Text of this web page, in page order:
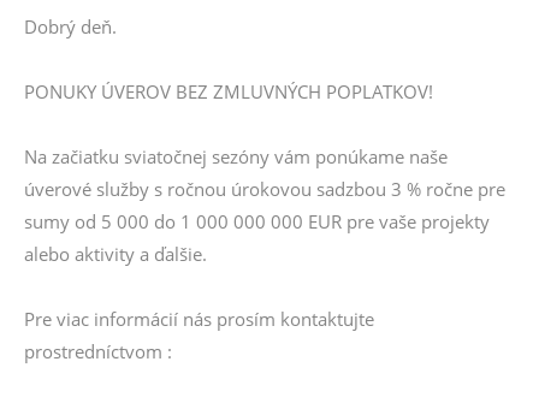
Dobrý deň.
PONUKY ÚVEROV BEZ ZMLUVNÝCH POPLATKOV!
Na začiatku sviatočnej sezóny vám ponúkame naše
úverové služby s ročnou úrokovou sadzbou 3 % ročne pre
sumy od 5 000 do 1 000 000 000 EUR pre vaše projekty
alebo aktivity a ďalšie.
Pre viac informácií nás prosím kontaktujte
prostredníctvom :